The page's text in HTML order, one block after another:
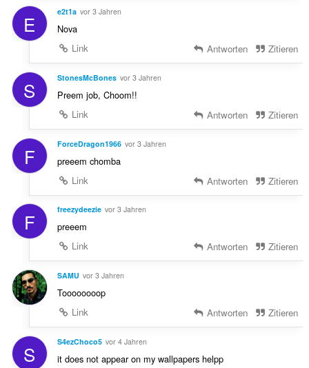
E e2t1a vor 3 Jahren
Nova
Link
Antworten Zitieren
S StonesMcBones vor 3 Jahren
Preem job, Choom!!
Link
Antworten Zitieren
F ForceDragon1966 vor 3 Jahren
preeem chomba
Link
Antworten Zitieren
F freezydeezie vor 3 Jahren
preeem
Link
Antworten Zitieren
SAMU vor 3 Jahren
Toooooooop
Link
Antworten Zitieren
S S4ezChoco5 vor 4 Jahren
it does not appear on my wallpapers helpp